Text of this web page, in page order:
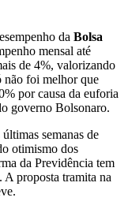
da Bolsa
mensal até
de 4%, valorizando
não foi melhor que
por causa da euforia
governo Bolsonaro.
semanas de
otimismo dos
da Previdência tem
A proposta tramita na